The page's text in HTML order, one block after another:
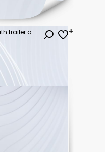
cute princess wearing long pink dress with trailer and is walking in the garden and touching flowers in soft sun lights. wonderful elegant girl elf with blond fair wavy hair and gold crown. art photo